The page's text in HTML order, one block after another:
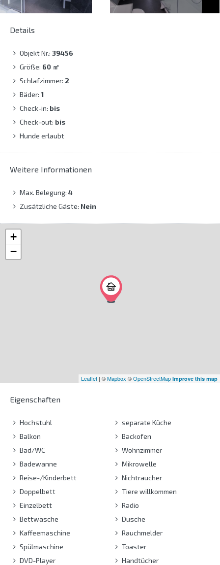
Details
Objekt Nr.: 39456
Größe: 60 ㎡
Schlafzimmer: 2
Bäder: 1
Check-in: bis
Check-out: bis
Hunde erlaubt
Weitere Informationen
Max. Belegung: 4
Zusätzliche Gäste: Nein
+
−
Leaflet | ©Mapbox ©OpenStreetMap Improve this map
Eigenschaften
Hochstuhl
Balkon
Bad/WC
Badewanne
Reise-/Kinderbett
Doppelbett
Einzelbett
Bettwäsche
Kaffeemaschine
Spülmaschine
DVD-Player
separate Küche
Backofen
Wohnzimmer
Mikrowelle
Nichtraucher
Tiere willkommen
Radio
Dusche
Rauchmelder
Toaster
Handtücher